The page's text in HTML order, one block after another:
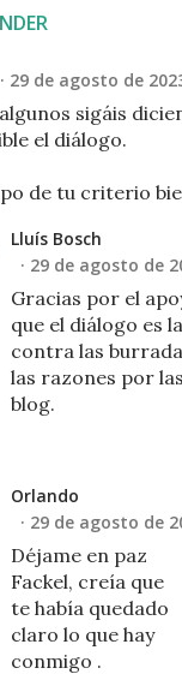
29 de agosto de
sigáis
el diálogo.
de tu criterio
Lluís Bosch
29 de agosto de
Gracias por el
que el diálogo es
contra las
las razones por
blog.
Orlando
29 de agosto de
Déjame en paz
Fackel, creía que
te había quedado
claro lo que hay
conmigo .